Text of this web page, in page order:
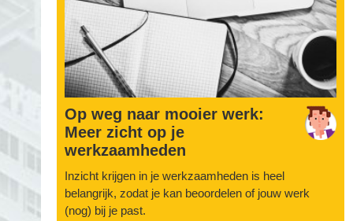
Op weg naar mooier werk:
Meer zicht op je
werkzaamheden
Inzicht krijgen in je werkzaamheden is heel
belangrijk, zodat je kan beoordelen of jouw werk
(nog) bij je past.